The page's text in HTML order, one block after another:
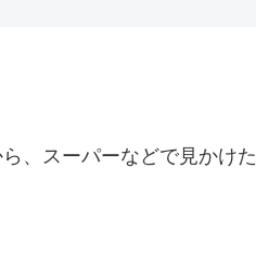
、スーパーなどで見かけた